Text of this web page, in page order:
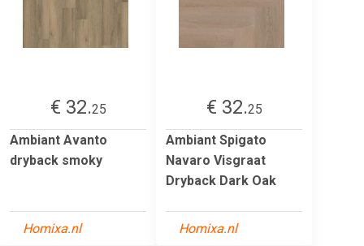
€ 32.25
Ambiant Avanto
dryback smoky
Homixa.nl
€ 32.25
Ambiant Spigato
Navaro Visgraat
Dryback Dark Oak
Homixa.nl